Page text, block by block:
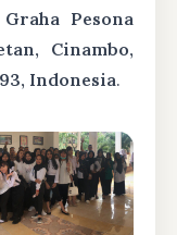
Pesona
Cinambo,
Indonesia.